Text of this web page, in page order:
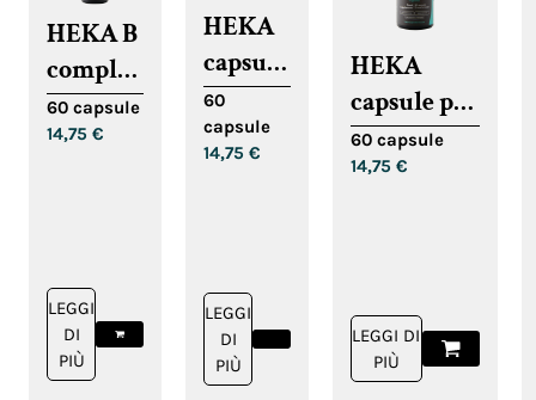
HEKA B
complex
capsule
60 capsule
14,75 €
LEGGI
DI
PIÙ
HEKA
capsule
per
capelli,
pelle e
60
capsule
14,75 €
LEGGI
DI
PIÙ
HEKA
capsule per
la
regolazione
60 capsule
14,75 €
LEGGI DI
PIÙ